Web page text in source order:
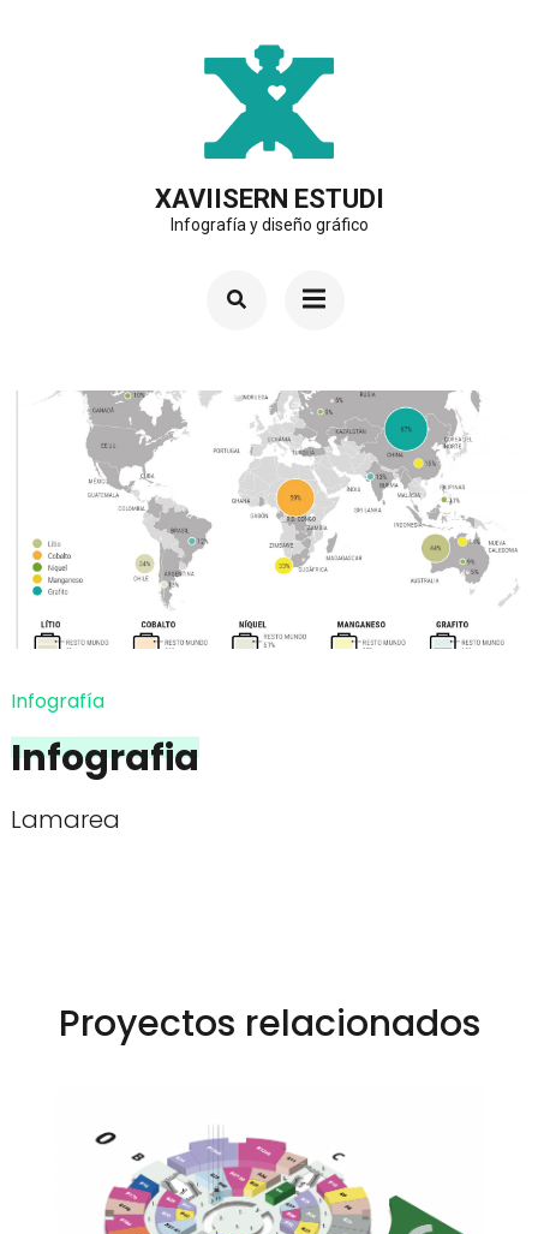
XAVIISERN ESTUDI
Infografía y diseño gráfico
Infografía
Infografia
Lamarea
Proyectos relacionados